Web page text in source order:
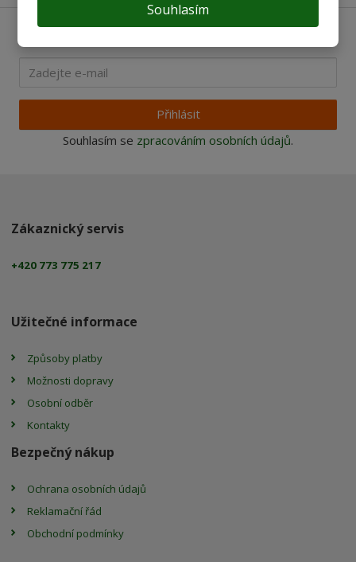
Souhlasím
Přihlásit
Souhlasím se zpracováním osobních údajů.
Zákaznický servis
+420 773 775 217
Užitečné informace
Způsoby platby
Možnosti dopravy
Osobní odběr
Kontakty
Bezpečný nákup
Ochrana osobních údajů
Reklamační řád
Obchodní podmínky